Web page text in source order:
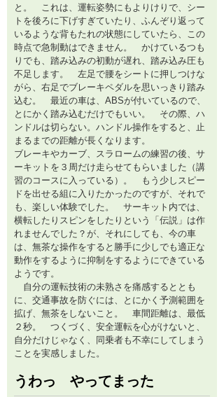
と。 これは、運転姿勢にもよりけりで、シー
トを後ろに下げすぎていたり、ふんぞり返って
いるような背もたれの状態にしていたら、この
時点で急制動はできません。 かけているつも
りでも、踏み込みの初動が遅れ、踏み込み圧も
不足します。 左足で腰をシートに押しつけな
がら、右足でブレーキペダルを思いっきり踏み
込む。 最近の車は、ABSが付いているので、
とにかく踏み込むだけでもいい。 その際、ハ
ンドルは切らない。ハンドル操作をすると、止
まるまでの距離が長くなります。
ブレーキやカーブ、スラロームの練習の後、サ
ーキットを３周だけ走らせてもらいました（講
習のコースに入っている）。 もう少しスピー
ドを出せる組に入りたかったのですが、それで
も、楽しい体験でした。 サーキット内では、
横転したりスピンをしたりという「伝説」は作
れませんでした？が、それにしても、今の車
は、無茶な操作をすると勝手に少しでも適正な
動作をするように抑制をするようにできている
ようです。
自分の運転技術の未熟さを痛感するととも
に、交通事故を防ぐには、とにかく予測範囲を
拡げ、無茶をしないこと。 車間距離は、最低
２秒。 つくづく、安全運転を心がけないと、
自分だけじゃなく、同乗者も不幸にしてしまう
ことを実感しました。
うわっ やってまった